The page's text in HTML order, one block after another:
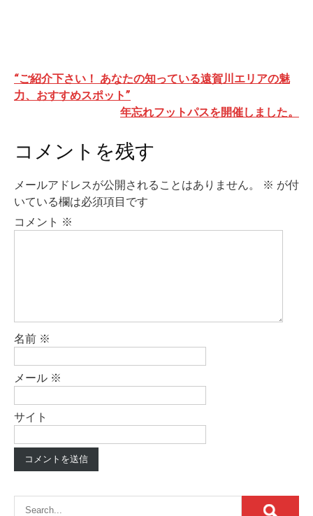
投
稿
ビ
ゲ
ー
シ
ョ
“ご紹介下さい！ あなたの知っている遠賀川エリアの魅
力、おすすめスポット”
年忘れフットパスを開催しました。
コメントを残す
メールアドレスが公開されることはありません。 ※ が付
いている欄は必須項目です
コメント ※
名前 ※
メール ※
サイト